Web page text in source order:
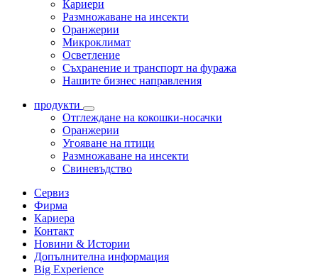
Кариери
Размножаване на инсекти
Оранжерии
Микроклимат
Осветление
Съхранение и транспорт на фуража
Нашите бизнес направления
продукти
Отглеждане на кокошки-носачки
Оранжерии
Угояване на птици
Размножаване на инсекти
Свиневъдство
Сервиз
Фирма
Кариера
Контакт
Новини & Истории
Допълнителна информация
Big Experience